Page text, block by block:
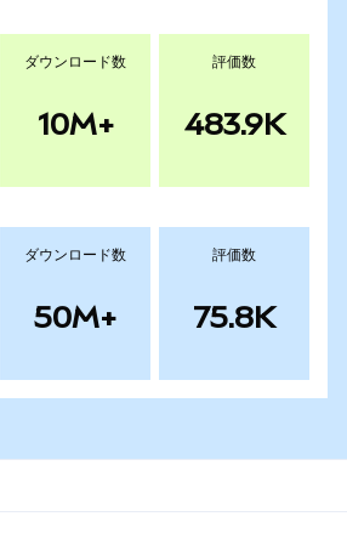
ダウンロード数
10M+
評価数
483.9K
ダウンロード数
50M+
評価数
75.8K